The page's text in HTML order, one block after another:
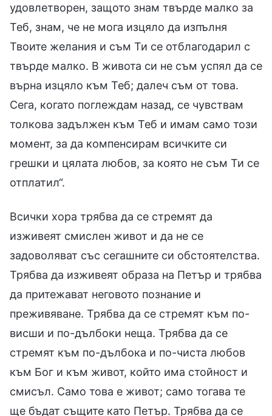
удовлетворен, защото знам твърде малко за
Теб, знам, че не мога изцяло да изпълня
Твоите желания и съм Ти се отблагодарил с
твърде малко. В живота си не съм успял да се
върна изцяло към Теб; далеч съм от това.
Сега, когато поглеждам назад, се чувствам
толкова задължен към Теб и имам само този
момент, за да компенсирам всичките си
грешки и цялата любов, за която не съм Ти се
отплатил“.
Всички хора трябва да се стремят да
изживеят смислен живот и да не се
задоволяват със сегашните си обстоятелства.
Трябва да изживеят образа на Петър и трябва
да притежават неговото познание и
преживяване. Трябва да се стремят към по-
висши и по-дълбоки неща. Трябва да се
стремят към по-дълбока и по-чиста любов
към Бог и към живот, който има стойност и
смисъл. Само това е живот; само тогава те
ще бъдат същите като Петър. Трябва да се